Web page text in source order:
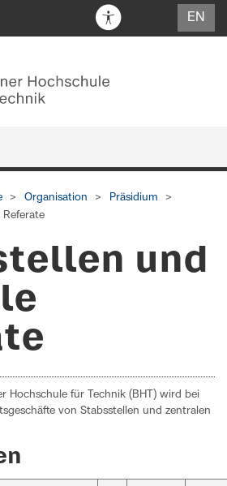
EN
Organisation
Präsidium
Referate
und
Hochschule für Technik (BHT) wird bei
von Stabsstellen und zentralen